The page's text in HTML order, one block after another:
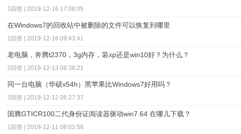
1回答 | 2019-12-16 17:08:05
在Windows7的回收站中被删除的文件可以恢复到哪里
1回答 | 2019-12-16 09:43:41
老电脑，奔腾t2370，3g内存，装xp还是win10好？为什么？
2回答 | 2019-12-13 08:38:21
同一台电脑（华硕x54h）黑苹果比Windows7好用吗？
3回答 | 2019-12-12 06:27:37
国腾GTICR100二代身份证阅读器驱动win7.64 在哪儿下载？
1回答 | 2019-12-11 08:02:56